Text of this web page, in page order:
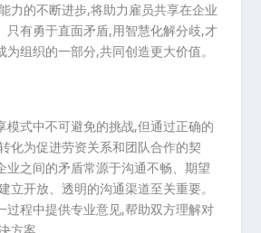
力的不断进步,将助力雇员共享在企业
只有勇于直面矛盾,用智慧化解分歧,才
组织的一部分,共同创造更大价值。
模式中不可避免的挑战,但通过正确的
化为促进劳资关系和团队合作的契
业之间的矛盾常源于沟通不畅、期望
立开放、透明的沟通渠道至关重要。
过程中提供专业意见,帮助双方理解对